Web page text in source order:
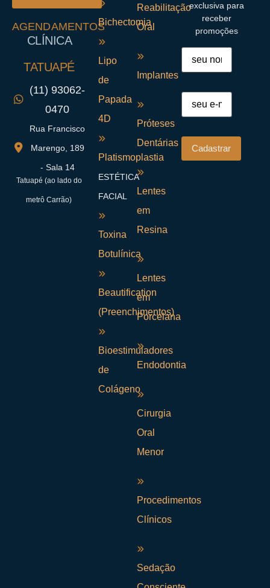
AGENDAMENTOS
CLÍNICA
TATUAPÉ
(11) 93062-
0470
Rua Francisco
Marengo, 189
- Sala 14
Tatuapé (ao lado do
metrô Carrão)
Bichectomia
Lipo
de
Papada
4D
Platismoplastia
ESTÉTICA
FACIAL
Toxina
Botulínica
Beautification
(Preenchimentos)
Bioestimuladores
de
Colágeno
Reabilitação
Oral
Implantes
Próteses
Dentárias
Lentes
em
Resina
Lentes
em
Porcelana
Endodontia
Cirurgia
Oral
Menor
Procedimentos
Clínicos
Sedação
exclusiva para
receber
promoções